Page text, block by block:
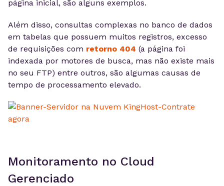
página inicial, são alguns exemplos.
Além disso, consultas complexas no banco de dados
em tabelas que possuem muitos registros, excesso
de requisições com retorno 404 (a página foi
indexada por motores de busca, mas não existe mais
no seu FTP) entre outros, são algumas causas de
tempo de processamento elevado.
Monitoramento no Cloud
Gerenciado